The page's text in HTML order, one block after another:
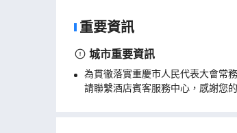
重要資訊
城市重要資訊
為貫徹落實重慶市人民代表大會常
請聯繫酒店賓客服務中心，感謝您的